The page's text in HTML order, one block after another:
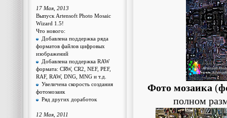
17 Мая, 2013
Выпуск Artensoft Photo Mosaic
Wizard 1.5!
Что нового:
Добавлена поддержка ряда
форматов файлов цифровых
изображений
Добавлена поддержка RAW
формата: CRW, CR2, NEF, PEF,
RAF, RAW, DNG, MNG и т.д.
Увеличена скорость создания
фотомозаик
Ряд других доработок
12 Мая, 2011
Фото мозаика (
полном